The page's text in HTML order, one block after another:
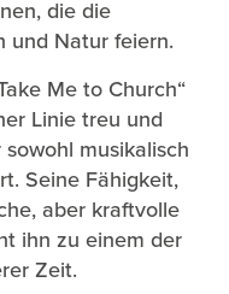
die die
und Natur feiern​.
Me to Church“
Linie treu und
musikalisch
Seine Fähigkeit,
aber kraftvolle
ihn zu einem der
Zeit.